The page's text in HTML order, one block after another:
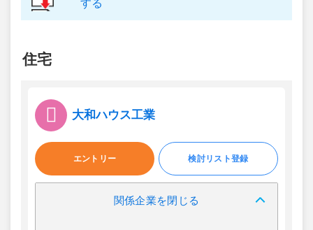
する
住宅
大和ハウス工業
エントリー 検討リスト登録
関係企業を閉じる